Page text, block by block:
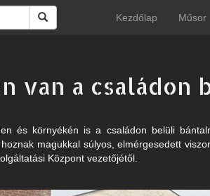
Kezdőlap Műsor
van a családon
és környékén is a családon belüli
magukkal súlyos, elmérgesedett
Központ vezetőjétől.